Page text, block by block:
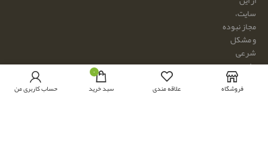
سایت،
مجاز نبوده
و مشکل
شرعی
دارد.
فروشگاه علاقه مندی
۰
سبد خرید حساب کاربری من